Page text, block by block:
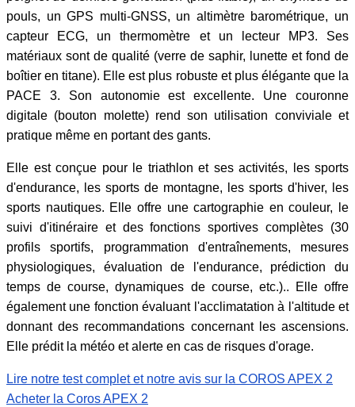
pouls, un GPS multi-GNSS, un altimètre barométrique, un
capteur ECG, un thermomètre et un lecteur MP3. Ses
matériaux sont de qualité (verre de saphir, lunette et fond de
boîtier en titane). Elle est plus robuste et plus élégante que la
PACE 3. Son autonomie est excellente. Une couronne
digitale (bouton molette) rend son utilisation conviviale et
pratique même en portant des gants.
Elle est conçue pour le triathlon et ses activités, les sports
d'endurance, les sports de montagne, les sports d'hiver, les
sports nautiques. Elle offre une cartographie en couleur, le
suivi d'itinéraire et des fonctions sportives complètes (30
profils sportifs, programmation d'entraînements, mesures
physiologiques, évaluation de l'endurance, prédiction du
temps de course, dynamiques de course, etc.).. Elle offre
également une fonction évaluant l'acclimatation à l'altitude et
donnant des recommandations concernant les ascensions.
Elle prédit la météo et alerte en cas de risques d'orage.
Lire notre test complet et notre avis sur la COROS APEX 2
Acheter la Coros APEX 2